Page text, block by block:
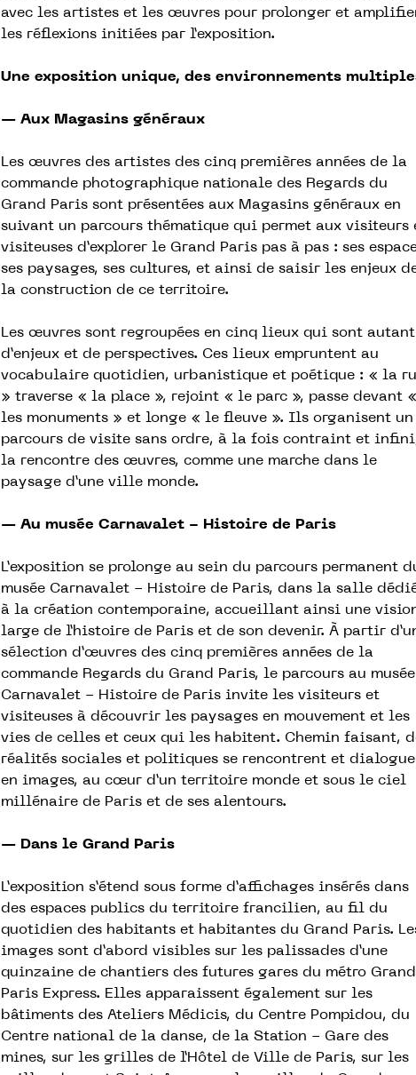
avec les artistes et les œuvres pour prolonger et
les réflexions initiées par l’exposition.
Une exposition unique, des environnements
— Aux Magasins généraux
Les œuvres des artistes des cinq premières années de la
commande photographique nationale des Regards du
Grand Paris sont présentées aux Magasins généraux en
suivant un parcours thématique qui permet aux visiteurs
visiteuses d’explorer le Grand Paris pas à pas : ses
ses paysages, ses cultures, et ainsi de saisir les enjeux
la construction de ce territoire.
Les œuvres sont regroupées en cinq lieux qui sont autant
d’enjeux et de perspectives. Ces lieux empruntent au
vocabulaire quotidien, urbanistique et poétique : « la
» traverse « la place », rejoint « le parc », passe devant «
les monuments » et longe « le fleuve ». Ils organisent un
parcours de visite sans ordre, à la fois contraint et
la rencontre des œuvres, comme une marche dans le
paysage d’une ville monde.
— Au musée Carnavalet - Histoire de Paris
L’exposition se prolonge au sein du parcours permanent
musée Carnavalet - Histoire de Paris, dans la salle
à la création contemporaine, accueillant ainsi une
large de l’histoire de Paris et de son devenir. À partir
sélection d’œuvres des cinq premières années de la
commande Regards du Grand Paris, le parcours au musée
Carnavalet - Histoire de Paris invite les visiteurs et
visiteuses à découvrir les paysages en mouvement et les
vies de celles et ceux qui les habitent. Chemin faisant,
réalités sociales et politiques se rencontrent et
en images, au cœur d’un territoire monde et sous le ciel
millénaire de Paris et de ses alentours.
— Dans le Grand Paris
L’exposition s’étend sous forme d’affichages insérés dans
des espaces publics du territoire francilien, au fil du
quotidien des habitants et habitantes du Grand Paris.
images sont d’abord visibles sur les palissades d’une
quinzaine de chantiers des futures gares du métro Grand
Paris Express. Elles apparaissent également sur les
bâtiments des Ateliers Médicis, du Centre Pompidou, du
Centre national de la danse, de la Station - Gare des
mines, sur les grilles de l’Hôtel de Ville de Paris, sur les